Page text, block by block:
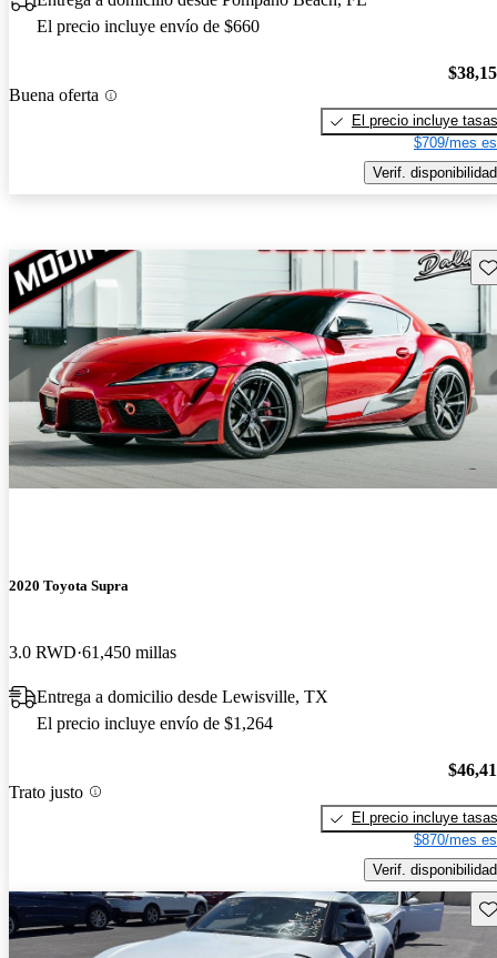
El precio incluye envío de $660
Buena oferta
El precio incluye tasas
$709/mes
Verif. disponibilidad
2020 Toyota Supra
3.0 RWD 61,450 millas
Entrega a domicilio desde Lewisville, TX
El precio incluye envío de $1,264
Trato justo
El precio incluye tasas
$870/mes
Verif. disponibilidad